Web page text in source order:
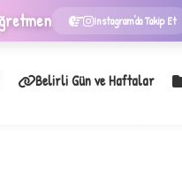
Instagram'da Takip Et
Belirli Gün ve Haftalar